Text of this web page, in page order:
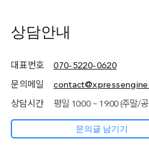
서버
상담안내
대표번호 070-5220-0620
문의메일
상담시간 평일 10:00 ~ 19:00 (주말/
문의글 남기기